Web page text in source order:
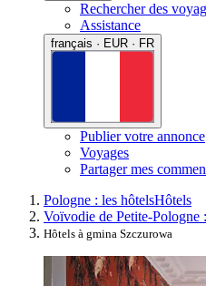
Rechercher des
Assistance
français · EUR · FR
Publier votre annonce
Voyages
Partager mes
Pologne : les hôtelsHôtels
Voïvodie de Petite-Pologne
Hôtels à gmina Szczurowa